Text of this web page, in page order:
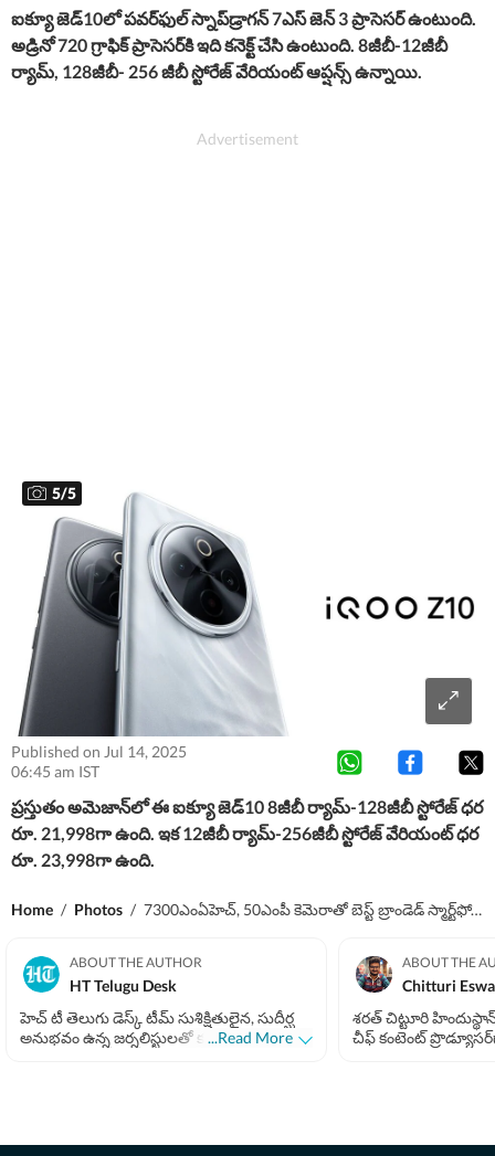
ఐక్యూ జెడ్​10లో పవర్​ఫుల్​ స్నాప్​డ్రాగన్​ 7ఎస్​ జెన్​ 3 ప్రాసెసర్​ ఉంటుంది.
అడ్రినో 720 గ్రాఫిక్​ ప్రాసెసర్​కి ఇది కనెక్ట్​ చేసి ఉంటుంది. 8జీబీ-12జీబీ
ర్యామ్​, 128జీబీ- 256 జీబీ స్టోరేజ్​ వేరియంట్​ ఆప్షన్స్​ ఉన్నాయి.
5/5
Published on Jul 14, 2025
06:45 am IST
ప్రస్తుతం అమెజాన్​లో ఈ ఐక్యూ జెడ్​10 8జీబీ ర్యామ్​-128జీబీ స్టోరేజ్​ ధర
రూ. 21,998గా ఉంది. ఇక 12జీబీ ర్యామ్​-256జీబీ స్టోరేజ్​ వేరియంట్​ ధర
రూ. 23,998గా ఉంది.
Home / Photos / 7300ఎంఏహెచ్​, 50ఎంపీ కెమెరాతో బెస్ట్​ బ్రాండెడ్​ స్మార్ట్​ఫోన్​ ఇది- ఇంత తక్కువ ధరకే!
ABOUT THE AUTHOR
HT Telugu Desk
హెచ్ టీ తెలుగు డెస్క్ టీమ్ సుశిక్షితులైన, సుదీర్ఘ
అనుభవం ఉన్న జర్నలిస్టులతో కూడిన బృందం.
...Read More
ABOUT THE
Chitturi
శరత్​ చిట్టూరి
చీఫ్​ కంటెంట్